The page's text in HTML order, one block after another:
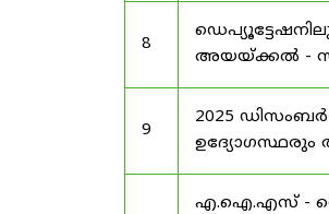
8
അയയ്ക്കൽ -
9
2025
ഉദ്യോഗസ്ഥരും
എ.ഐ.എസ് -